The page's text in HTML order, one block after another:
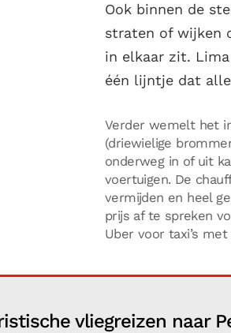
Ook binnen de
straten of wijken
in elkaar zit.
één lijntje dat
Verder wemelt het in het land van motorfietsen voor één passagier, (auto)taxi’s en mototaxi’s
(driewielige
onderweg in of uit
voertuigen. De
vermijden en heel
prijs af te spreken
Uber voor taxi’s
vliegreizen naar